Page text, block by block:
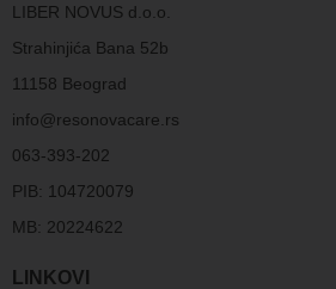
LIBER NOVUS d.o.o.
Strahinjića Bana 52b
11158 Beograd
info@resonovacare.rs
063-393-202
PIB: 104720079
MB: 20224622
LINKOVI